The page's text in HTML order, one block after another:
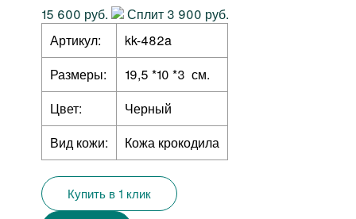
15 600 руб.
Сплит 3 900 руб.
Артикул:
kk-482a
Размеры:
19,5 *10 *3 см.
Цвет:
Черный
Вид кожи:
Кожа крокодила
Купить в 1 клик